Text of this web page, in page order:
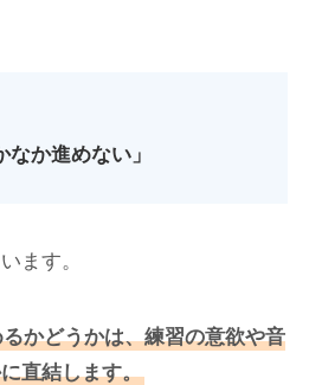
なか進めない」
ます。
かどうかは、練習の意欲や音
直結します。